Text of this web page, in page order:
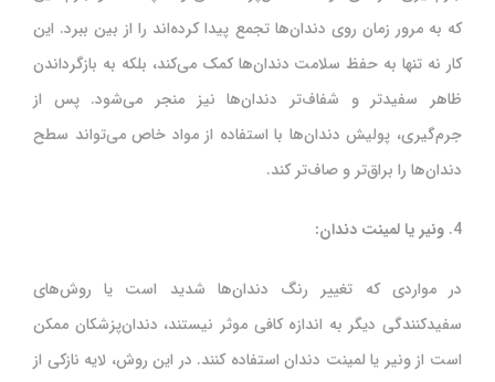
که به مرور زمان روی دندان‌ها تجمع پیدا کرده‌اند را از بین ببرد. این
کار نه تنها به حفظ سلامت دندان‌ها کمک می‌کند، بلکه به بازگرداندن
ظاهر سفیدتر و شفاف‌تر دندان‌ها نیز منجر می‌شود. پس از
جرم‌گیری، پولیش دندان‌ها با استفاده از مواد خاص می‌تواند سطح
دندان‌ها را براق‌تر و صاف‌تر کند.
4. ونیر یا لمینت دندان:
در مواردی که تغییر رنگ دندان‌ها شدید است یا روش‌های
سفیدکنندگی دیگر به اندازه کافی موثر نیستند، دندان‌پزشکان ممکن
است از ونیر یا لمینت دندان استفاده کنند. در این روش، لایه نازکی از